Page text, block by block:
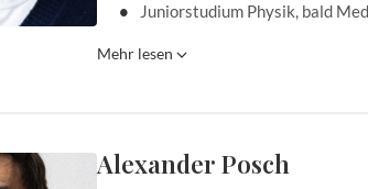
Juniorstudium Physik, bald
Mehr lesen
Alexander Posch